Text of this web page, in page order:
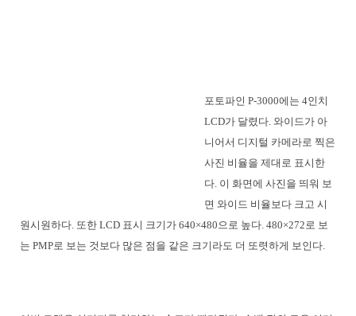
포토파인 P-3000에는 4인치
LCD가 달렸다. 와이드가 아
니어서 디지털 카메라로 찍은
사진 비율을 제대로 표시한
다. 이 화면에 사진을 띄워 보
면 와이드 비율보다 크고 시
원시원하다. 또한 LCD 표시 크기가 640×480으로 높다. 480×272로 보
는 PMP로 보는 것보다 많은 점을 같은 크기라도 더 또렷하게 보인다.